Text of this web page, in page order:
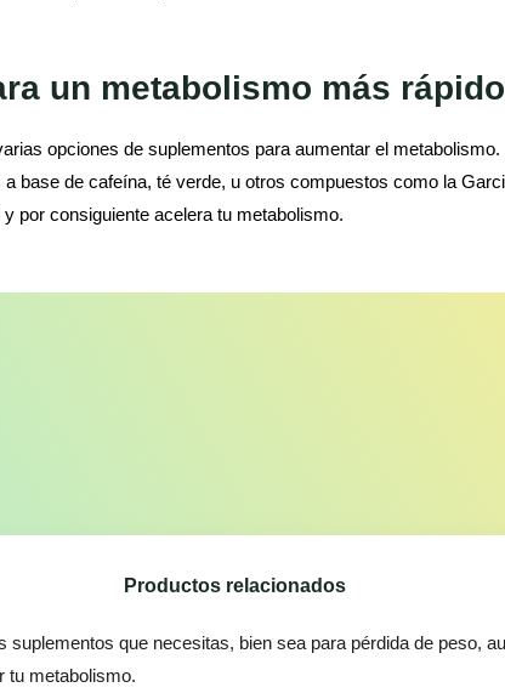
un metabolismo más rápido
opciones de suplementos para aumentar el
base de cafeína, té verde, u otros compuestos como la
por consiguiente acelera tu metabolismo.
Productos relacionados
suplementos que necesitas, bien sea para pérdida de peso,
tu metabolismo.